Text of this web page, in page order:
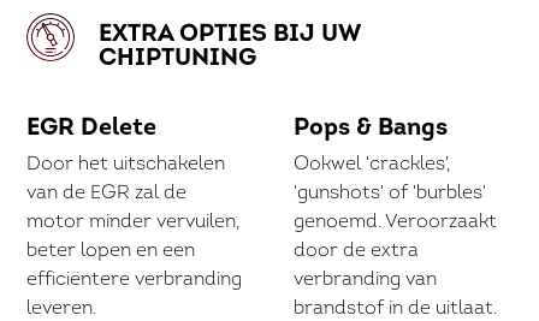
EXTRA OPTIES BIJ UW
CHIPTUNING
EGR Delete
Door het uitschakelen
van de EGR zal de
motor minder vervuilen,
beter lopen en een
efficiëntere verbranding
leveren.
Pops & Bangs
Ookwel 'crackles',
'gunshots' of 'burbles'
genoemd. Veroorzaakt
door de extra
verbranding van
brandstof in de uitlaat.